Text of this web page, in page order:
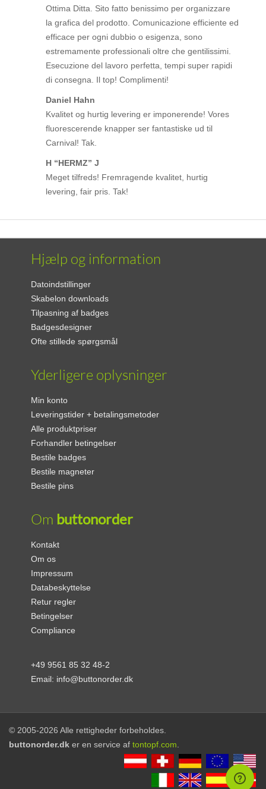
Ottima Ditta. Sito fatto benissimo per organizzare
la grafica del prodotto. Comunicazione efficiente ed
efficace per ogni dubbio o esigenza, sono
estremamente professionali oltre che gentilissimi.
Esecuzione del lavoro perfetta, tempi super rapidi
di consegna. Il top! Complimenti!
Daniel Hahn
Kvalitet og hurtig levering er imponerende! Vores
fluorescerende knapper ser fantastiske ud til
Carnival! Tak.
H “HERMZ” J
Meget tilfreds! Fremragende kvalitet, hurtig
levering, fair pris. Tak!
Hjælp og information
Datoindstillinger
Skabelon downloads
Tilpasning af badges
Badgesdesigner
Ofte stillede spørgsmål
Yderligere oplysninger
Min konto
Leveringstider + betalingsmetoder
Alle produktpriser
Forhandler betingelser
Bestile badges
Bestile magneter
Bestile pins
Om buttonorder
Kontakt
Om os
Impressum
Databeskyttelse
Retur regler
Betingelser
Compliance
+49 9561 85 32 48-2
Email: info@buttonorder.dk
© 2005-2026 Alle rettigheder forbeholdes.
buttonorder.dk er en service af tontopf.com